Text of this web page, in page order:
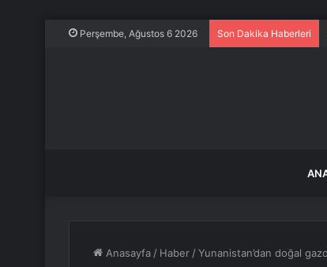
Perşembe, Ağustos 6 2026 Son Dakika Haberleri
Anasayfa / Haber /Yunanistan’dan doğal